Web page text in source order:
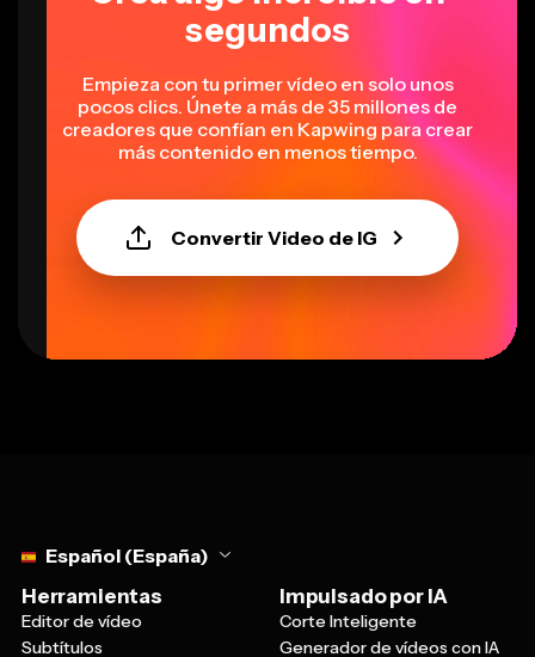
segundos
Empieza con tu primer vídeo en solo unos
pocos clics. Únete a más de 35 millones de
creadores que confían en Kapwing para crear
más contenido en menos tiempo.
Convertir Video de IG
Español (España)
Herramientas
Editor de vídeo
Subtítulos
Impulsado por IA
Corte Inteligente
Generador de vídeos con IA